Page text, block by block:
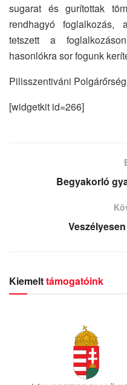
sugarat és gurítottak
rendhagyó foglalkozás,
tetszett a
hasonlókra sor fogunk
Pilisszentiváni
[widgetkit id=266]
Begyakorló
Kiemelttámogatóink